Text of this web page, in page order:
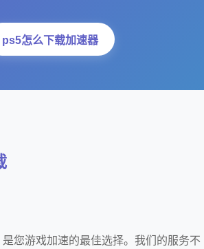
ps5怎么下载加速器
您游戏加速的最佳选择。我们的服务不